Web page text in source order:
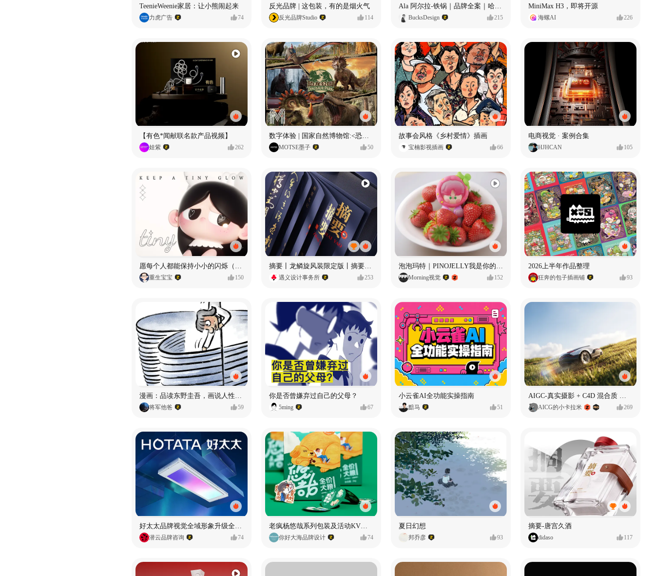
TeenieWeenie家居：让小熊闹起来
力虎广告 74
反光品牌 | 这包装，有的是烟火气
反光品牌Studio 114 BucksDesign 215
MiniMax H3，即将开源
海螺AI 226
【有色*闻献联名款产品视频】
娃紫 262
数字体验 | 国家自然博物馆:<恐龙公园>沉浸特展
MOTSE墨子 50
故事会风格《乡村爱情》插画
宝楠影视插画 66
电商视觉 · 案例合集
HJHCAN 105
重生宝宝 150 遇义设计事务所 253 Morning视觉 152
2026上半年作品整理
狂奔的包子插画铺 93
漫画：品读东野圭吾，画说人性百态
将军他爸 59
你是否曾嫌弃过自己的父母？
5ming 67
小云雀AI全功能实操指南
黯马 51
AIGC-真实摄影 + C4D 混合质 能让 AI 产品图更好吗?
AICG的小卡拉米 269
潜云品牌咨询 74 你好大海品牌设计 74
夏日幻想
邦乔彦 93
摘要-唐宫久酒
didaso 117